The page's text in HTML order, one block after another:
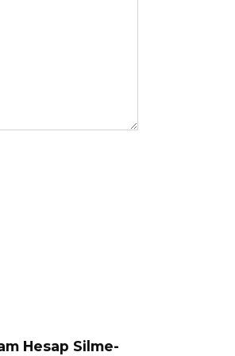
Hesap Silme-